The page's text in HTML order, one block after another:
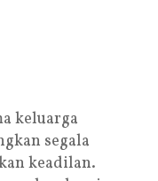
keluarga
segala
keadilan.